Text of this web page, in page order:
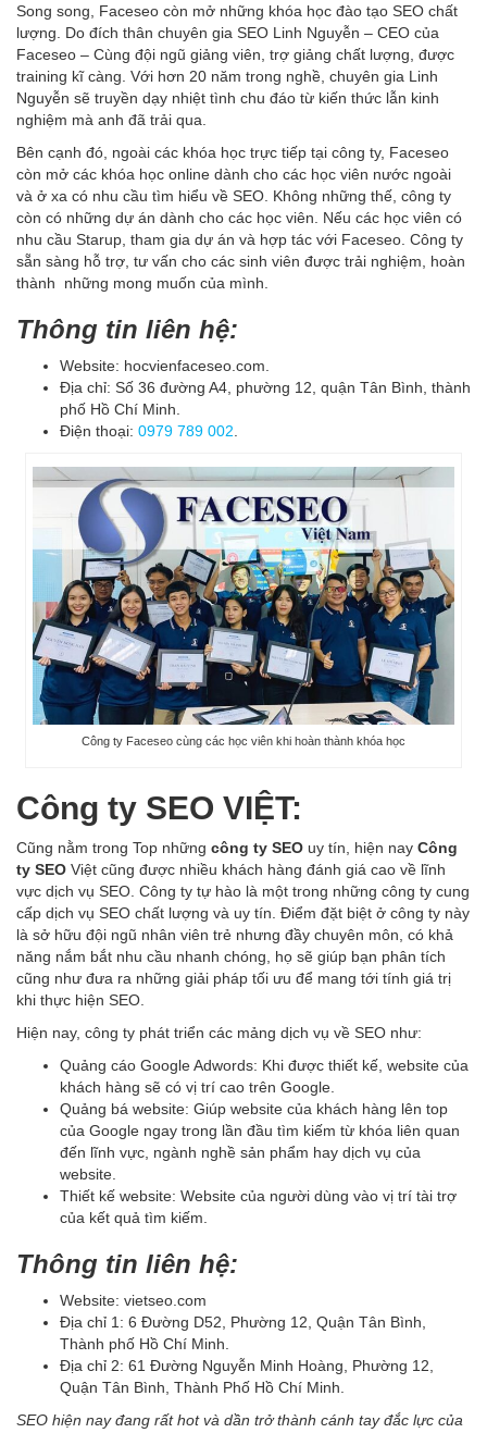
Song song, Faceseo còn mở những khóa học đào tạo SEO chất
lượng. Do đích thân chuyên gia SEO Linh Nguyễn – CEO của
Faceseo – Cùng đội ngũ giảng viên, trợ giảng chất lượng, được
training kĩ càng. Với hơn 20 năm trong nghề, chuyên gia Linh
Nguyễn sẽ truyền dạy nhiệt tình chu đáo từ kiến thức lẫn kinh
nghiệm mà anh đã trải qua.
Bên cạnh đó, ngoài các khóa học trực tiếp tại công ty, Faceseo
còn mở các khóa học online dành cho các học viên nước ngoài
và ở xa có nhu cầu tìm hiểu về SEO. Không những thế, công ty
còn có những dự án dành cho các học viên. Nếu các học viên có
nhu cầu Starup, tham gia dự án và hợp tác với Faceseo. Công ty
sẵn sàng hỗ trợ, tư vấn cho các sinh viên được trải nghiệm, hoàn
thành những mong muốn của mình.
Thông tin liên hệ:
Website: hocvienfaceseo.com.
Địa chỉ: Số 36 đường A4, phường 12, quận Tân Bình, thành
phố Hồ Chí Minh.
Điện thoại: 0979 789 002
Công ty Faceseo cùng các học viên khi hoàn thành khóa học
Công ty SEO VIỆT:
Cũng nằm trong Top những công ty SEO uy tín, hiện nay Công
ty SEO Việt cũng được nhiều khách hàng đánh giá cao về lĩnh
vực dịch vụ SEO. Công ty tự hào là một trong những công ty cung
cấp dịch vụ SEO chất lượng và uy tín. Điểm đặt biệt ở công ty này
là sở hữu đội ngũ nhân viên trẻ nhưng đầy chuyên môn, có khả
năng nắm bắt nhu cầu nhanh chóng, họ sẽ giúp bạn phân tích
cũng như đưa ra những giải pháp tối ưu để mang tới tính giá trị
khi thực hiện SEO.
Hiện nay, công ty phát triển các mảng dịch vụ về SEO như:
Quảng cáo Google Adwords: Khi được thiết kế, website của
khách hàng sẽ có vị trí cao trên Google.
Quảng bá website: Giúp website của khách hàng lên top
của Google ngay trong lần đầu tìm kiếm từ khóa liên quan
đến lĩnh vực, ngành nghề sản phẩm hay dịch vụ của
website.
Thiết kế website: Website của người dùng vào vị trí tài trợ
của kết quả tìm kiếm.
Thông tin liên hệ:
Website: vietseo.com
Địa chỉ 1: 6 Đường D52, Phường 12, Quận Tân Bình,
Thành phố Hồ Chí Minh.
Địa chỉ 2: 61 Đường Nguyễn Minh Hoàng, Phường 12,
Quận Tân Bình, Thành Phố Hồ Chí Minh.
SEO hiện nay đang rất hot và dần trở thành cánh tay đắc lực của